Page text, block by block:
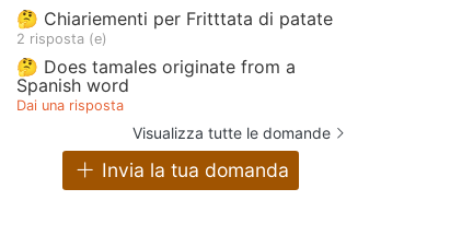
🤔 Chiariementi per Fritttata di patate
2 risposta (e)
🤔 Does tamales originate from a
Spanish word
Dai una risposta
Visualizza tutte le domande
Invia la tua domanda